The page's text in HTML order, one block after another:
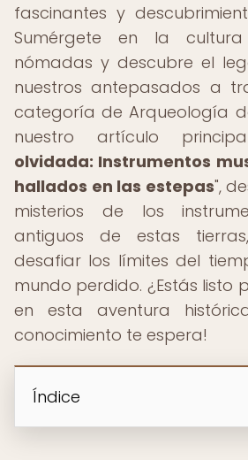
fascinantes y
Sumérgete en la
nómadas y descubre el
nuestros antepasados a
categoría de Arqueología
nuestro artículo
olvidada: Instrumentos
hallados en las estepas",
misterios de los
antiguos de estas
desafiar los límites del
mundo perdido. ¿Estás listo
en esta aventura
conocimiento te espera!
Índice